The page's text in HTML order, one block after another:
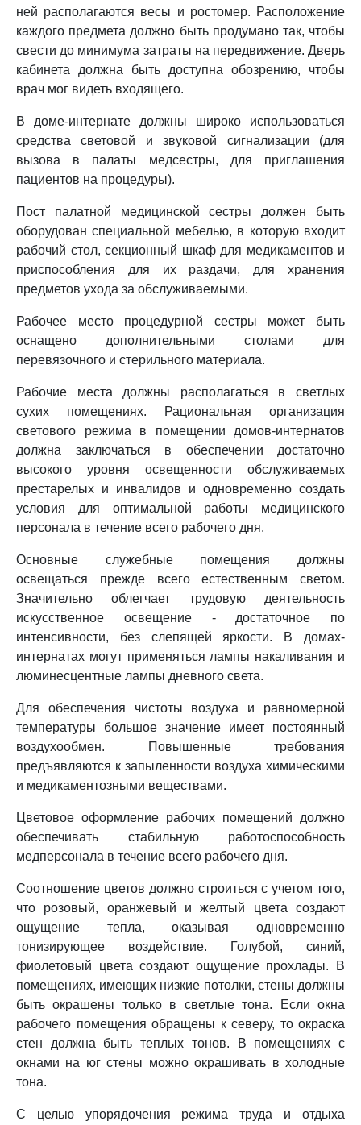
ней располагаются весы и ростомер. Расположение
каждого предмета должно быть продумано так, чтобы
свести до минимума затраты на передвижение. Дверь
кабинета должна быть доступна обозрению, чтобы
врач мог видеть входящего.
В доме-интернате должны широко использоваться
средства световой и звуковой сигнализации (для
вызова в палаты медсестры, для приглашения
пациентов на процедуры).
Пост палатной медицинской сестры должен быть
оборудован специальной мебелью, в которую входит
рабочий стол, секционный шкаф для медикаментов и
приспособления для их раздачи, для хранения
предметов ухода за обслуживаемыми.
Рабочее место процедурной сестры может быть
оснащено дополнительными столами для
перевязочного и стерильного материала.
Рабочие места должны располагаться в светлых
сухих помещениях. Рациональная организация
светового режима в помещении домов-интернатов
должна заключаться в обеспечении достаточно
высокого уровня освещенности обслуживаемых
престарелых и инвалидов и одновременно создать
условия для оптимальной работы медицинского
персонала в течение всего рабочего дня.
Основные служебные помещения должны
освещаться прежде всего естественным светом.
Значительно облегчает трудовую деятельность
искусственное освещение - достаточное по
интенсивности, без слепящей яркости. В домах-
интернатах могут применяться лампы накаливания и
люминесцентные лампы дневного света.
Для обеспечения чистоты воздуха и равномерной
температуры большое значение имеет постоянный
воздухообмен. Повышенные требования
предъявляются к запыленности воздуха химическими
и медикаментозными веществами.
Цветовое оформление рабочих помещений должно
обеспечивать стабильную работоспособность
медперсонала в течение всего рабочего дня.
Соотношение цветов должно строиться с учетом того,
что розовый, оранжевый и желтый цвета создают
ощущение тепла, оказывая одновременно
тонизирующее воздействие. Голубой, синий,
фиолетовый цвета создают ощущение прохлады. В
помещениях, имеющих низкие потолки, стены должны
быть окрашены только в светлые тона. Если окна
рабочего помещения обращены к северу, то окраска
стен должна быть теплых тонов. В помещениях с
окнами на юг стены можно окрашивать в холодные
тона.
С целью упорядочения режима труда и отдыха